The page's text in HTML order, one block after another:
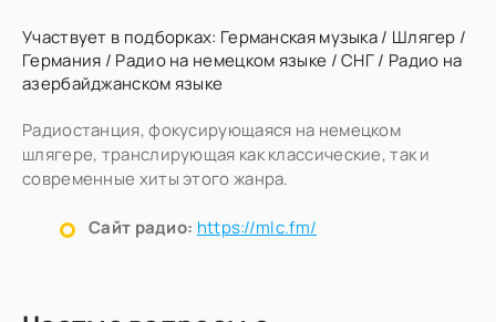
Участвует в подборках: Германская музыка/ Шлягер /
Германия / Радио на немецком языке /СНГ/ Радио на
азербайджанском языке
Радиостанция, фокусирующаяся на немецком
шлягере, транслирующая как классические, так и
современные хиты этого жанра.
Сайт радио: https://mlc.fm/